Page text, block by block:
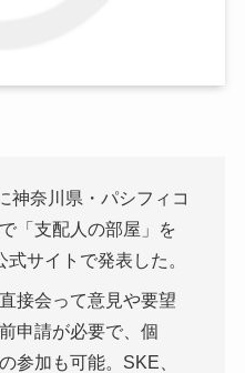
神奈川県・パシフィコ
「支配人の部屋」を
サイトで発表した。
接会って意見や要望
申請が必要で、個
参加も可能。SKE、